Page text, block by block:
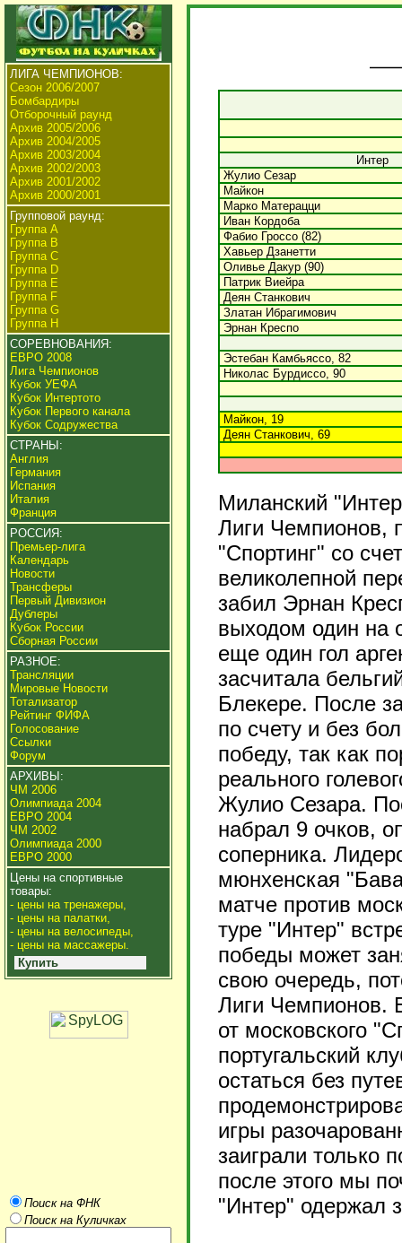
ЛИГА ЧЕМПИОНОВ:
Сезон 2006/2007
Бомбардиры
Отборочный раунд
Архив 2005/2006
Архив 2004/2005
Архив 2003/2004
Архив 2002/2003
Архив 2001/2002
Архив 2000/2001
Групповой раунд:
Группа А
Группа В
Группа C
Группа D
Группа E
Группа F
Группа G
Группа H
СОРЕВНОВАНИЯ:
ЕВРО 2008
Лига Чемпионов
Кубок УЕФА
Кубок Интертото
Кубок Первого канала
Кубок Содружества
СТРАНЫ:
Англия
Германия
Испания
Италия
Франция
РОССИЯ:
Премьер-лига
Календарь
Новости
Трансферы
Первый Дивизион
Дублеры
Кубок России
Сборная России
РАЗНОЕ:
Трансляции
Мировые Новости
Тотализатор
Рейтинг ФИФА
Голосование
Ссылки
Форум
АРХИВЫ:
ЧМ 2006
Олимпиада 2004
ЕВРО 2004
ЧМ 2002
Олимпиада 2000
ЕВРО 2000
Цены на спортивные
товары:
- цены на тренажеры,
- цены на палатки,
- цены на велосипеды,
- цены на массажеры.
Купить
Поиск на ФНК
Поиск на Куличках
Интер
Жулио Сезар
Майкон
Марко Матерацци
Иван Кордоба
Фабио Гроссо (82)
Хавьер Дзанетти
Оливье Дакур (90)
Патрик Виейра
Деян Станкович
Златан Ибрагимович
Эрнан Креспо
Эстебан Камбьяссо, 82
Николас Бурдиссо, 90
Майкон, 19
Деян Станкович, 69
Миланский
Лиги Чемпионов,
"Спортинг" со
великолепной
забил Эрнан
выходом один на
еще один гол
засчитала
Блекере. После
по счету и без
победу, так как
реального
Жулио Сезара.
набрал 9 очков,
соперника.
мюнхенская
матче против
туре "Интер"
победы может
свою очередь,
Лиги Чемпионов.
от московского
португальский
остаться без
игры
заиграли только
после этого мы
"Интер" одержал